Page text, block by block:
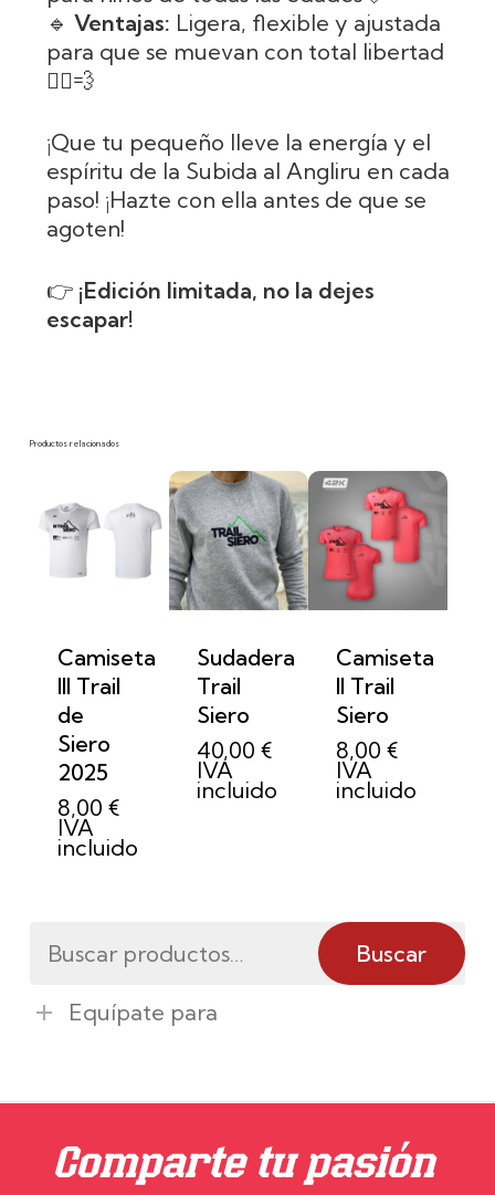
🔹 Ventajas: Ligera, flexible y ajustada
para que se muevan con total libertad
🏃‍♂️💨
¡Que tu pequeño lleve la energía y el
espíritu de la Subida al Angliru en cada
paso! ¡Hazte con ella antes de que se
agoten!
👉 ¡Edición limitada, no la dejes
escapar!
Productos relacionados
Camiseta
III Trail
de
Siero
2025
8,00 €
IVA
incluido
Sudadera
Trail
Siero
40,00€
IVA
incluido
Camiseta
II Trail
Siero
8,00€
IVA
incluido
por:
Buscar
Equípate para
Comparte tu pasión